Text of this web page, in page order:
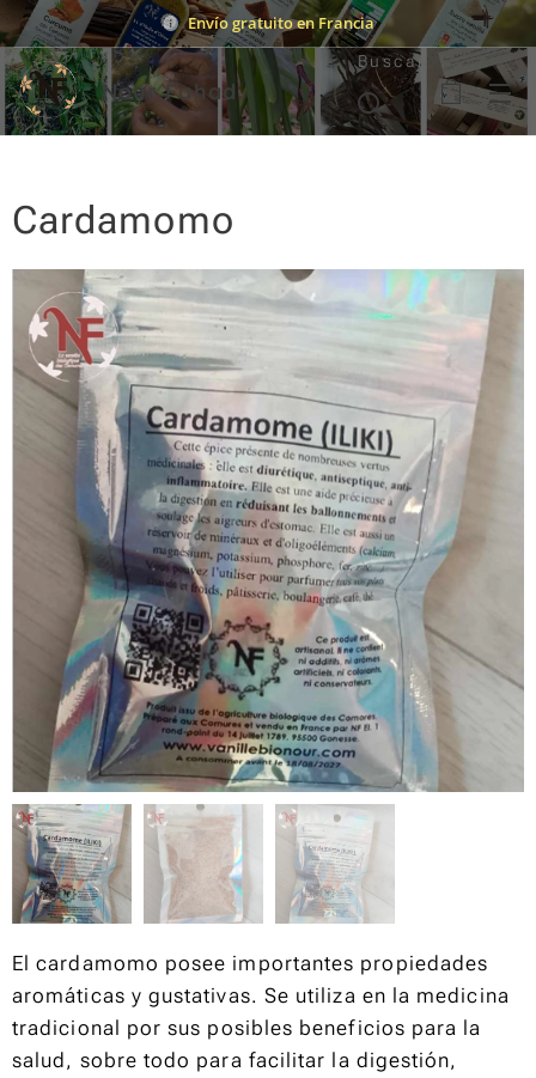
Envío gratuito en Francia
Nour Fahad
Buscar
Cardamomo
El cardamomo posee importantes propiedades
aromáticas y gustativas. Se utiliza en la medicina
tradicional por sus posibles beneficios para la
salud, sobre todo para facilitar la digestión,